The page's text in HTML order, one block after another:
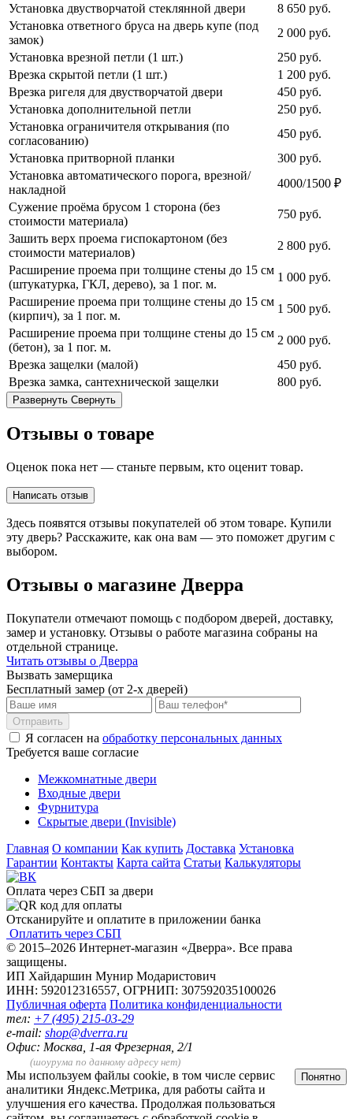
Установка двустворчатой стеклянной двери
8 650 руб.
Установка ответного бруса на дверь купе (под
замок)
2 000 руб.
Установка врезной петли (1 шт.)
250 руб.
Врезка скрытой петли (1 шт.)
1 200 руб.
Врезка ригеля для двустворчатой двери
450 руб.
Установка дополнительной петли
250 руб.
Установка ограничителя открывания (по
согласованию)
450 руб.
Установка притворной планки
300 руб.
Установка автоматического порога, врезной/
накладной
4000/1500 ₽
Сужение проёма брусом 1 сторона (без
стоимости материала)
750 руб.
Зашить верх проема гиспокартоном (без
стоимости материалов)
2 800 руб.
Расширение проема при толщине стены до 15 см
(штукатурка, ГКЛ, дерево), за 1 пог. м.
1 000 руб.
Расширение проема при толщине стены до 15 см
(кирпич), за 1 пог. м.
1 500 руб.
Расширение проема при толщине стены до 15 см
(бетон), за 1 пог. м.
2 000 руб.
Врезка защелки (малой)
450 руб.
Врезка замка, сантехнической защелки
800 руб.
Развернуть Свернуть
Отзывы о товаре
Оценок пока нет — станьте первым, кто оценит товар.
Написать отзыв
Здесь появятся отзывы покупателей об этом товаре. Купили
эту дверь? Расскажите, как она вам — это поможет другим с
выбором.
Отзывы о магазине Дверра
Покупатели отмечают помощь с подбором дверей, доставку,
замер и установку. Отзывы о работе магазина собраны на
отдельной странице.
Читать отзывы о Дверра
Вызвать замерщика
Бесплатный замер (от 2-х дверей)
Отправить
Я согласен на обработку персональных данных
Требуется ваше согласие
Межкомнатные двери
Входные двери
Фурнитура
Скрытые двери (Invisible)
Главная О компании Как купить Доставка Установка
Гарантии Контакты Карта сайта Статьи Калькуляторы
Оплата через СБП за двери
Отсканируйте и оплатите в приложении банка
Оплатить через СБП
© 2015–2026 Интернет-магазин «Дверра». Все права
защищены.
ИП Хайдаршин Мунир Модаристович
ИНН: 592012316557, ОГРНИП: 307592035100026
Публичная оферта Политика конфиденциальности
тел: +7 (495) 215-03-29
e-mail: shop@dverra.ru
Офис: Москва, 1-ая Фрезерная, 2/1
(шоурума по данному адресу нет)
Мы используем файлы cookie, в том числе сервис
аналитики Яндекс.Метрика, для работы сайта и
улучшения его качества. Продолжая пользоваться
Понятно